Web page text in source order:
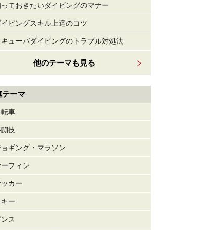
ておきたいダイビングのマナー
イビングスキル上達のコツ
キューバダイビングのトラブル対処法
他のテーマも見る
テーマ
転車
技
ョギング・マラソン
フィン
カー
キー
ンス